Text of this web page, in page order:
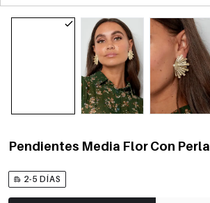
Pendientes Media Flor Con Perla
2-5 DÍAS